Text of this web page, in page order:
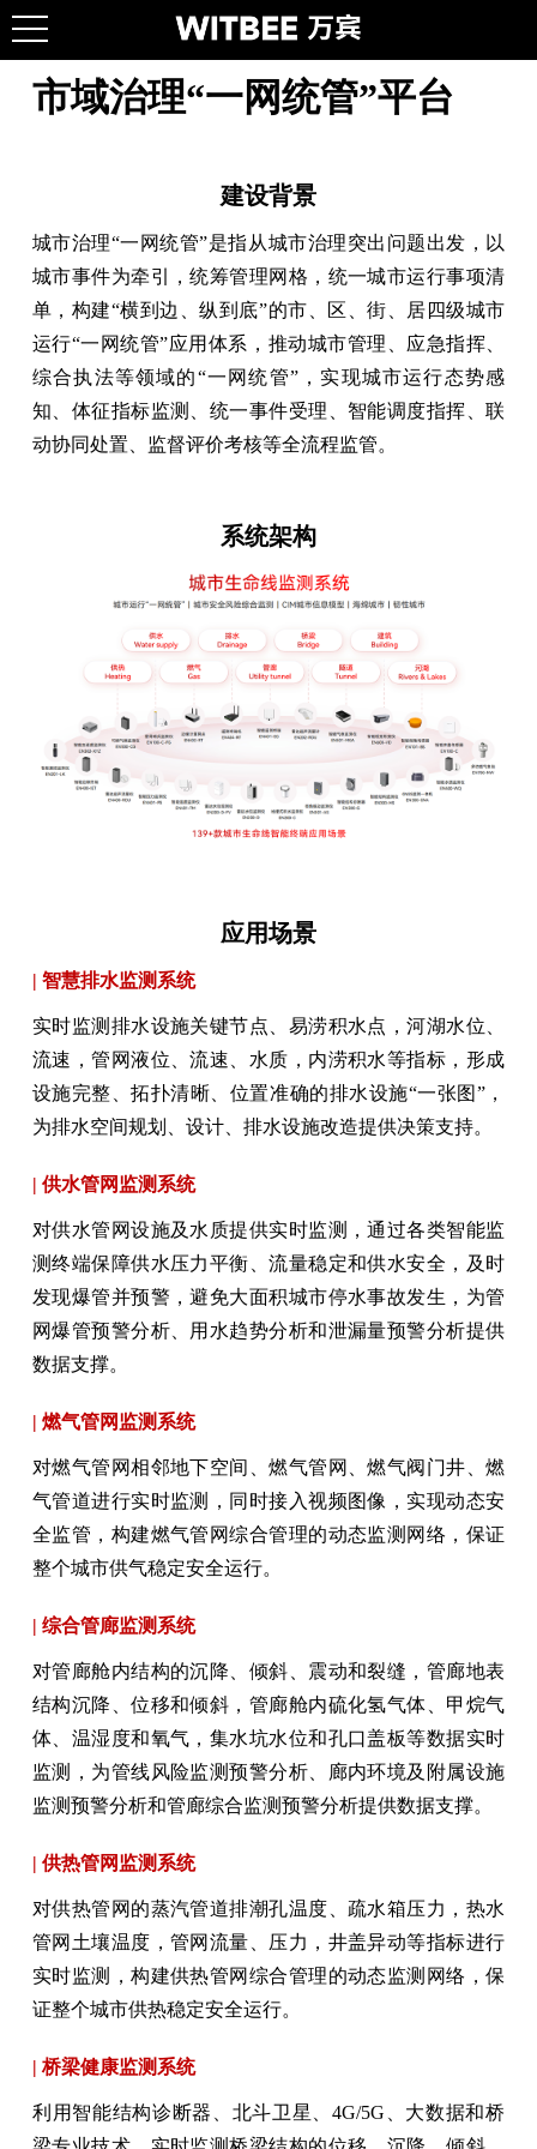
市域治理“一网统管”平台
建设背景
城市治理“一网统管”是指从城市治理突出问题出发，以
城市事件为牵引，统筹管理网格，统一城市运行事项清
单，构建“横到边、纵到底”的市、区、街、居四级城市
运行“一网统管”应用体系，推动城市管理、应急指挥、
综合执法等领域的“一网统管”，实现城市运行态势感
知、体征指标监测、统一事件受理、智能调度指挥、联
动协同处置、监督评价考核等全流程监管。
系统架构
应用场景
| 智慧排水监测系统
实时监测排水设施关键节点、易涝积水点，河湖水位、
流速，管网液位、流速、水质，内涝积水等指标，形成
设施完整、拓扑清晰、位置准确的排水设施“一张图”，
为排水空间规划、设计、排水设施改造提供决策支持。
| 供水管网监测系统
对供水管网设施及水质提供实时监测，通过各类智能监
测终端保障供水压力平衡、流量稳定和供水安全，及时
发现爆管并预警，避免大面积城市停水事故发生，为管
网爆管预警分析、用水趋势分析和泄漏量预警分析提供
数据支撑。
| 燃气管网监测系统
对燃气管网相邻地下空间、燃气管网、燃气阀门井、燃
气管道进行实时监测，同时接入视频图像，实现动态安
全监管，构建燃气管网综合管理的动态监测网络，保证
整个城市供气稳定安全运行。
| 综合管廊监测系统
对管廊舱内结构的沉降、倾斜、震动和裂缝，管廊地表
结构沉降、位移和倾斜，管廊舱内硫化氢气体、甲烷气
体、温湿度和氧气，集水坑水位和孔口盖板等数据实时
监测，为管线风险监测预警分析、廊内环境及附属设施
监测预警分析和管廊综合监测预警分析提供数据支撑。
| 供热管网监测系统
对供热管网的蒸汽管道排潮孔温度、疏水箱压力，热水
管网土壤温度，管网流量、压力，井盖异动等指标进行
实时监测，构建供热管网综合管理的动态监测网络，保
证整个城市供热稳定安全运行。
| 桥梁健康监测系统
利用智能结构诊断器、北斗卫星、4G/5G、大数据和桥